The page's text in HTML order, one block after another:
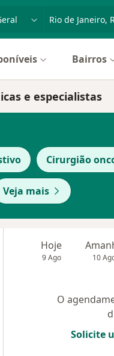
Bairros
e especialistas
Cirurgião
Veja mais
Hoje
9 Ago 10
O
Solicite